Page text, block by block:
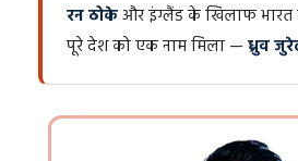
रन ठोकेऔर इंग्लैंड के खिलाफ भारत
पूरे देश को एक नाम मिला — ध्रुव